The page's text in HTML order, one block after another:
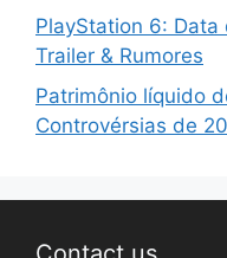
PlayStation 6: Data
Trailer & Rumores
Patrimônio líquido
Controvérsias de